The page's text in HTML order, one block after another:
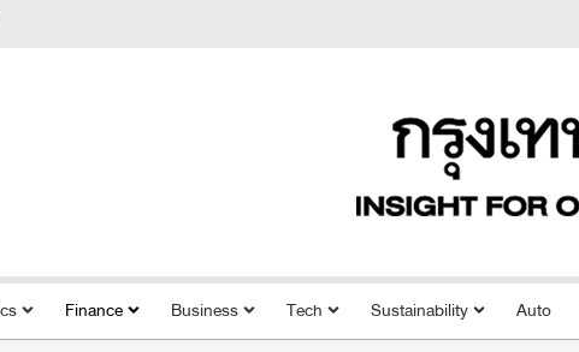
Finance Business Tech Sustainability Auto